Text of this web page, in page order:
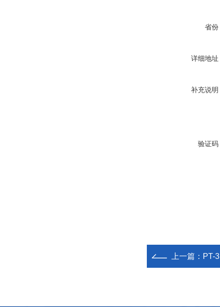
省份
详细地址
补充说明
验证码
上一篇： PT-